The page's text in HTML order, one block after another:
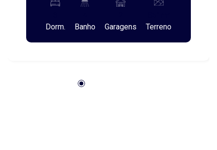
encantam pelos detalhes. E existem aqueles
Esta magnífica residência de alto padrão,
localizada em uma das regiões mais
aproximadamente 431 m² de área construída, o
Dorm.
Banho
Garagens
Terreno